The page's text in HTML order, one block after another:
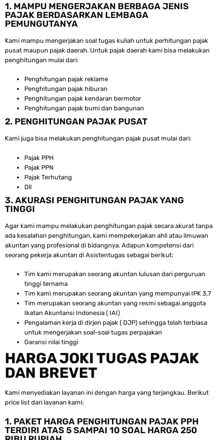
1. MAMPU MENGERJAKAN BERBAGA JENIS
PAJAK BERDASARKAN LEMBAGA
PEMUNGUTANYA
Kami mampu mengerjakan soal tugas kuliah untuk perhitungan pajak
pusat maupun pajak daerah. Untuk pajak daerah kami bisa melakukan
penghitungan mulai dari:
Penghitungan pajak reklame
Penghitungan pajak hiburan
Penghitungan pajak kendaran bermotor
Penghitungan pajak bumi dan bangunan
2. PENGHITUNGAN PAJAK PUSAT
Kami juga bisa melakukan penghitungan pajak pusat mulai dari:
Pajak PPH
Pajak PPN
Pajak Terhutang
Dll
3. AKURASI PENGHITUNGAN PAJAK YANG
TINGGI
Agar kami mampu melakukan penghitungan pajak secara akurat tanpa
ada kesalahan penghitungan, kami mempekerjakan ahli atau ilmuwan
akuntan yang profesional di bidangnya. Adapun kompetensi dari
seorang pekerja akuntan di Asistentugas sebagai berikut:
Tim kami merupakan seorang akuntan lulusan dari perguruan
tinggi ternama
Tim kami merupakan seorang akuntan yang mempunyai IPK 3,7
Tim merupakan seorang akuntan yang resmi sebagai anggota
Ikatan Akuntansi Indonesia ( IAI)
Pengalaman kerja di dirjen pajak ( DJP) sehingga telah terbiasa
untuk mengerjakan soal-soal tugas perpajakan
Garansi nilai tinggi
HARGA JOKI TUGAS PAJAK
DAN BREVET
Kami menyediakan layanan ini dengan harga yang terjangkau. Berikut
price list dari layanan kami:
1. PAKET HARGA PENGHITUNGAN PAJAK PPH
TERDIRI ATAS 5 SAMPAI 10 SOAL HARGA 250